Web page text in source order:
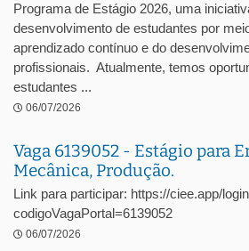
Programa de Estágio 2026, uma
desenvolvimento de estudantes por
aprendizado contínuo e do
profissionais. Atualmente, temos
estudantes ...
06/07/2026
Vaga 6139052 - Estágio para
Mecânica, Produção.
Link para participar: https://ciee.app/
codigoVagaPortal=6139052
06/07/2026